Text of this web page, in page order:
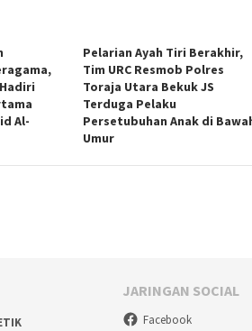
Al-
Pelarian Ayah Tiri Berakhir,
Tim URC Resmob Polres
Toraja Utara Bekuk JS
Terduga Pelaku
Persetubuhan Anak di
Umur
JARINGAN SOCIAL
Facebook